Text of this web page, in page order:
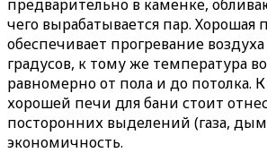
предварительно в каменке,
чего вырабатывается пар. Хорошая
обеспечивает прогревание
градусов, к тому же температура
равномерно от пола и до потолка.
хорошей печи для бани стоит
посторонних выделений (газа,
экономичность.